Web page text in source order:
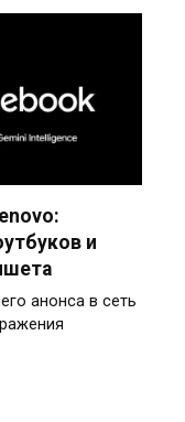
и
анонса в сеть